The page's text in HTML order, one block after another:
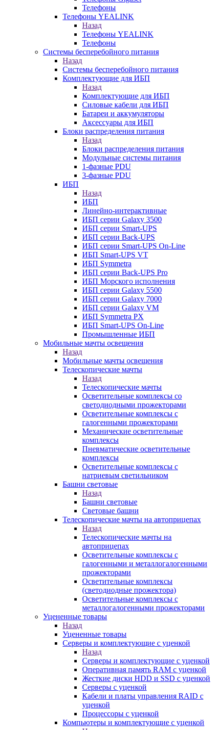
Телефоны
Телефоны YEALINK
Назад
Телефоны YEALINK
Телефоны
Системы бесперебойного питания
Назад
Системы бесперебойного питания
Комплектующие для ИБП
Назад
Комплектующие для ИБП
Силовые кабели для ИБП
Батареи и аккумуляторы
Аксессуары для ИБП
Блоки распределения питания
Назад
Блоки распределения питания
Модульные системы питания
1-фазные PDU
3-фазные PDU
ИБП
Назад
ИБП
Линейно-интерактивные
ИБП серии Galaxy 3500
ИБП серии Smart-UPS
ИБП серии Back-UPS
ИБП серии Smart-UPS On-Line
ИБП Smart-UPS VT
ИБП Symmetra
ИБП серии Back-UPS Pro
ИБП Морского исполнения
ИБП серии Galaxy 5500
ИБП серии Galaxy 7000
ИБП серии Galaxy VM
ИБП Symmetra PX
ИБП Smart-UPS On-Line
Промышленные ИБП
Мобильные мачты освещения
Назад
Мобильные мачты освещения
Телескопические мачты
Назад
Телескопические мачты
Осветительные комплексы со
светодиодными прожекторами
Осветительные комплексы с
галогенными прожекторами
Механические осветительные
комплексы
Пневматические осветительные
комплексы
Осветительные комплексы с
натриевым светильником
Башни световые
Назад
Башни световые
Световые башни
Телескопические мачты на автоприцепах
Назад
Телескопические мачты на
автоприцепах
Осветительные комплексы с
галогенными и металлогалогенными
прожекторами
Осветительные комплексы
(светодиодные прожектора)
Осветительные комплексы с
металлогалогенными прожекторами
Уцененные товары
Назад
Уцененные товары
Серверы и комплектующие с уценкой
Назад
Серверы и комплектующие с уценкой
Оперативная память RAM с уценкой
Жесткие диски HDD и SSD с уценкой
Серверы с уценкой
Кабели и платы управления RAID с
уценкой
Процессоры с уценкой
Компьютеры и комплектующие с уценкой